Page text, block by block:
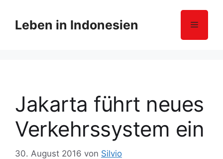
Leben in Indonesien Menü
Jakarta führt neues
Verkehrssystem ein
30. August 2016 von Silvio